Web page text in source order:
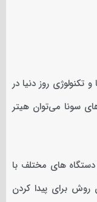
تکنولوژی روز دنیا در
سونا می‌توان هیتر
دستگاه های مختلف با
روش برای پیدا کردن